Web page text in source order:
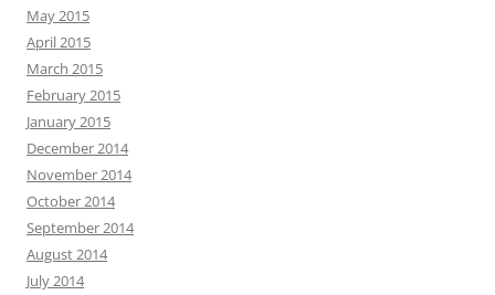
May 2015
April 2015
March 2015
February 2015
January 2015
December 2014
November 2014
October 2014
September 2014
August 2014
July 2014